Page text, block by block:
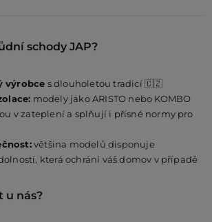
schody JAP?
výrobce s dlouholetou tradicí 🇨🇿
modely jako ARISTO nebo KOMBO
v zateplení a splňují i přísné normy pro
většina modelů disponuje
která ochrání váš domov v případě
u nás?